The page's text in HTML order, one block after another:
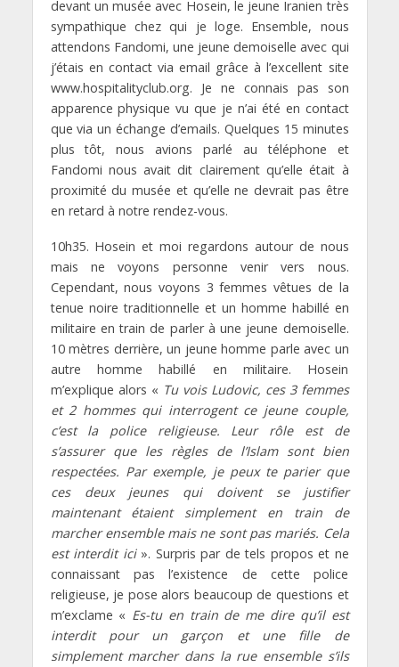
devant un musée avec Hosein, le jeune Iranien très
sympathique chez qui je loge. Ensemble, nous
attendons Fandomi, une jeune demoiselle avec qui
j’étais en contact via email grâce à l’excellent site
www.hospitalityclub.org. Je ne connais pas son
apparence physique vu que je n’ai été en contact
que via un échange d’emails. Quelques 15 minutes
plus tôt, nous avions parlé au téléphone et
Fandomi nous avait dit clairement qu’elle était à
proximité du musée et qu’elle ne devrait pas être
en retard à notre rendez-vous.
10h35. Hosein et moi regardons autour de nous
mais ne voyons personne venir vers nous.
Cependant, nous voyons 3 femmes vêtues de la
tenue noire traditionnelle et un homme habillé en
militaire en train de parler à une jeune demoiselle.
10 mètres derrière, un jeune homme parle avec un
autre homme habillé en militaire. Hosein
m’explique alors « Tu vois Ludovic, ces 3 femmes
et 2 hommes qui interrogent ce jeune couple,
c’est la police religieuse. Leur rôle est de
s’assurer que les règles de l’Islam sont bien
respectées. Par exemple, je peux te parier que
ces deux jeunes qui doivent se justifier
maintenant étaient simplement en train de
marcher ensemble mais ne sont pas mariés. Cela
est interdit ici». Surpris par de tels propos et ne
connaissant pas l’existence de cette police
religieuse, je pose alors beaucoup de questions et
m’exclame « Es-tu en train de me dire qu’il est
interdit pour un garçon et une fille de
simplement marcher dans la rue ensemble s’ils